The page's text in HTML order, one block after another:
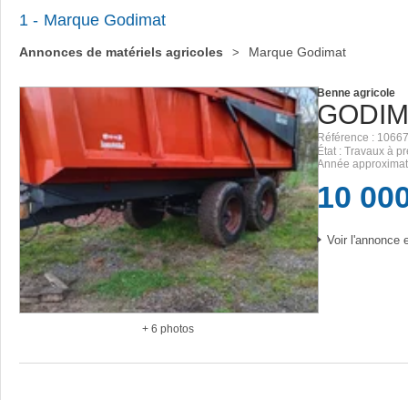
Annonces de matériels agricoles Marque Godimat
1 Marque Godimat
+ 6 photos
Benne agricole
Référence
10667
État
Travaux à
Année
10
Voir l'annonce